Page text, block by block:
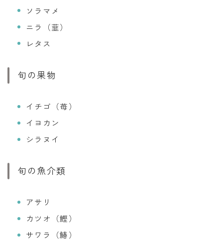
ソラマメ
ニラ（韮）
レタス
旬の果物
イチゴ（苺）
イヨカン
シラヌイ
旬の魚介類
アサリ
カツオ（鰹）
サワラ（鰆）